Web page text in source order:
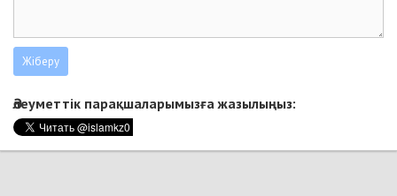
Әлеуметтік парақшаларымызға жазылыңыз: